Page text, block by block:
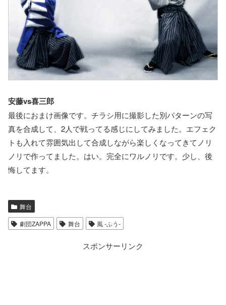
安藤vs喜三郎
最後におまけ画像です。チラシ用に撮影した別パターンの写
真を合成して、2人で戦ってる感じにしてみました。エフェク
トも入れて雰囲気出して合成しながら楽しくなってきてノリ
ノリで作ってました。はい。完全にワルノリです。少し、後
悔してます。
舞台
劇団ZAPPA 舞台 風 -ふう-
スポンサーリンク